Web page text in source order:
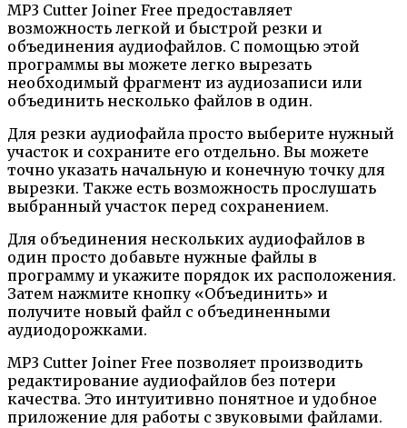
MP3 Cutter Joiner Free предоставляет
возможность легкой и быстрой резки и
объединения аудиофайлов. С помощью этой
программы вы можете легко вырезать
необходимый фрагмент из аудиозаписи или
объединить несколько файлов в один.
Для резки аудиофайла просто выберите нужный
участок и сохраните его отдельно. Вы можете
точно указать начальную и конечную точку для
вырезки. Также есть возможность прослушать
выбранный участок перед сохранением.
Для объединения нескольких аудиофайлов в
один просто добавьте нужные файлы в
программу и укажите порядок их расположения.
Затем нажмите кнопку «Объединить» и
получите новый файл с объединенными
аудиодорожками.
MP3 Cutter Joiner Free позволяет производить
редактирование аудиофайлов без потери
качества. Это интуитивно понятное и удобное
приложение для работы с звуковыми файлами.